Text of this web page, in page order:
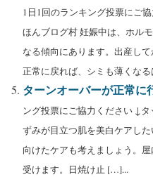
1日1回のランキング投票にご
ほんブログ村 妊娠中は、ホル
なる傾向にあります。出産し
正常に戻れば、シミも薄くな
ターンオーバーが正常に
ング投票にご協力ください ↓
ずみが目立つ肌を美白ケアし
向けたケアも考えましょう。
受けます。日焼け止 […]...